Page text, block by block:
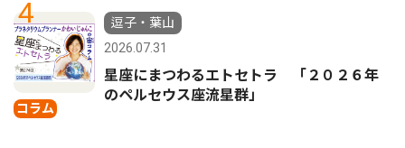
4
コラム
逗子・葉山
2026.07.31
星座にまつわるエトセトラ 「２０２６年
のペルセウス座流星群」